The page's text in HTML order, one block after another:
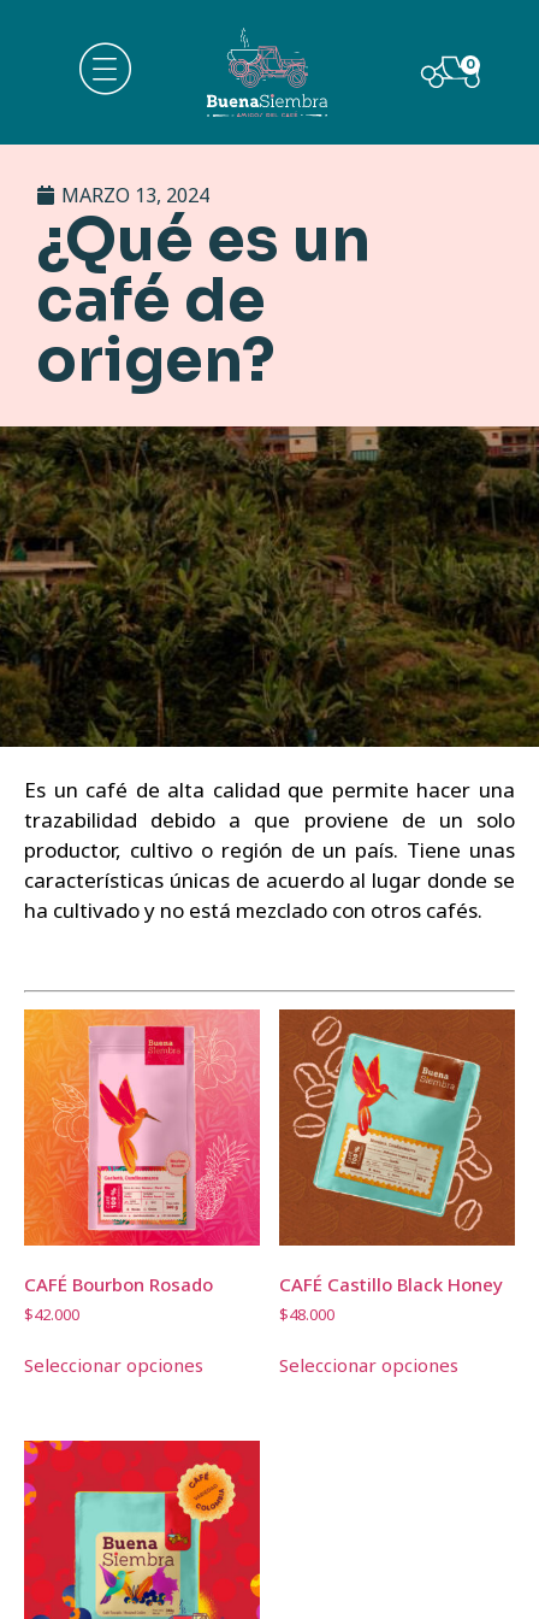
0
MARZO 13, 2024
¿Qué es un
café de
origen?
Es un café de alta calidad que permite hacer una
trazabilidad debido a que proviene de un solo
productor, cultivo o región de un país. Tiene unas
características únicas de acuerdo al lugar donde se
ha cultivado y no está mezclado con otros cafés.
CAFÉ Bourbon Rosado
$42.000
Seleccionar opciones
CAFÉ Castillo Black Honey
$48.000
Seleccionar opciones